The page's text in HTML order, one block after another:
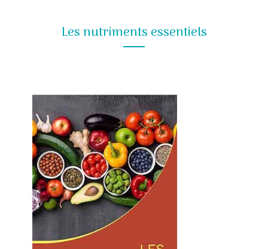
Les nutriments essentiels